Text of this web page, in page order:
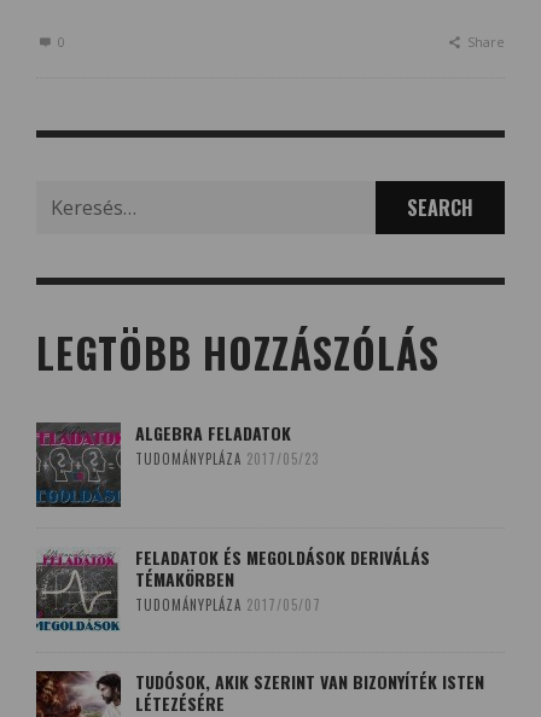
0 Share
for:
LEGTÖBB HOZZÁSZÓLÁS
ALGEBRA FELADATOK
TUDOMÁNYPLÁZA 2017/05/23
FELADATOK ÉS MEGOLDÁSOK DERIVÁLÁS
TÉMAKÖRBEN
TUDOMÁNYPLÁZA 2017/05/07
TUDÓSOK, AKIK SZERINT VAN BIZONYÍTÉK ISTEN
LÉTEZÉSÉRE